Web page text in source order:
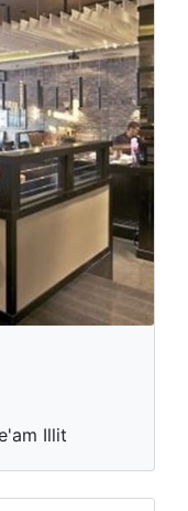
Illit